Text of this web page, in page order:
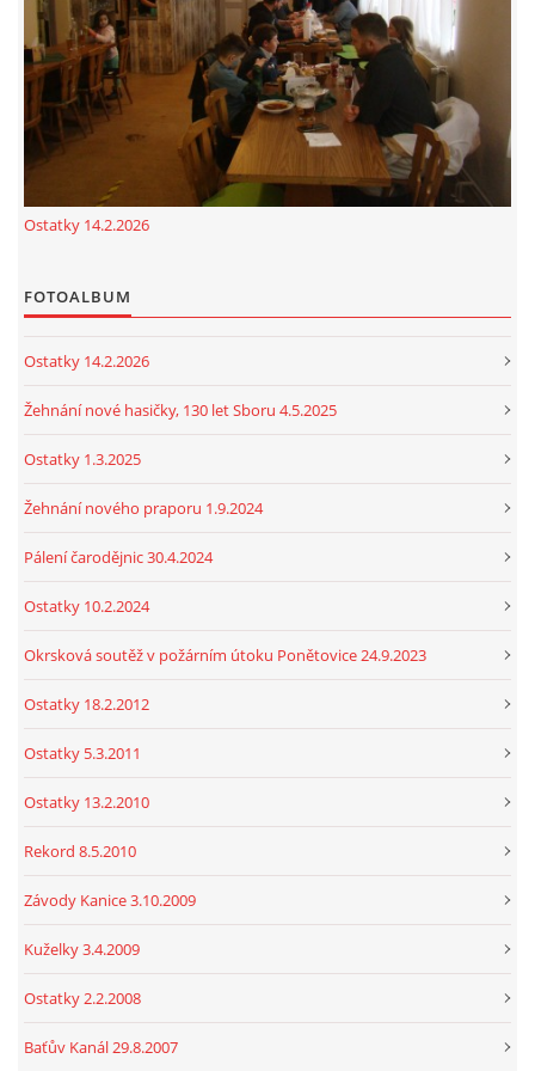
cenekji@seznam.cz
© 2026 eStránky.cz | RSS|Tisk| Nahoru ↑
Ostatky 14.2.2026
FOTOALBUM
Ostatky 14.2.2026
Žehnání nové hasičky, 130 let Sboru 4.5.2025
Ostatky 1.3.2025
Žehnání nového praporu 1.9.2024
Pálení čarodějnic 30.4.2024
Ostatky 10.2.2024
Okrsková soutěž v požárním útoku Ponětovice 24.9.2023
Ostatky 18.2.2012
Ostatky 5.3.2011
Ostatky 13.2.2010
Rekord 8.5.2010
Závody Kanice 3.10.2009
Kuželky 3.4.2009
Ostatky 2.2.2008
Baťův Kanál 29.8.2007